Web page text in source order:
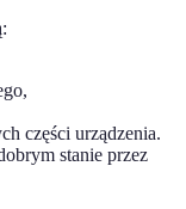
części urządzenia.
stanie przez